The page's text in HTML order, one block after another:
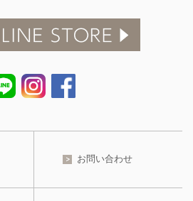
お問い合わせ